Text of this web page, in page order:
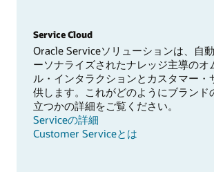
Service Cloud
Oracle Serviceソリューションは、自
ーソナライズされたナレッジ主導のオ
ル・インタラクションとカスタマー・
供します。これがどのようにブランド
立つかの詳細をご覧ください。
Serviceの詳細
Customer Serviceとは